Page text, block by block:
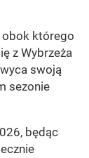
obok którego
z Wybrzeża
swoją
sezonie
będąc